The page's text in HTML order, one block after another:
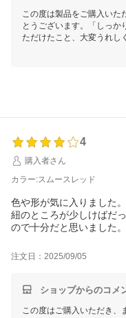
この度は製品をご購入い
とうございます。「しっか
ただけたこと、大変うれし
ことを最優先に設計され
がとうございます！
4
購入者さん
カラー:スムースレッド
色や形が気に入りました。
紐のところが少しけばだ
ので十分だと思いました。
注文日：2025/09/05
ショップからのコメ
この度はご購入いただき